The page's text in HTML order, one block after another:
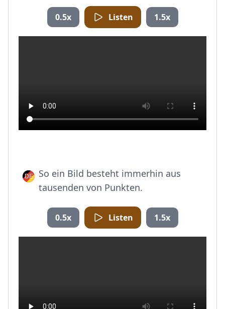
0.5x Listen 1.5x
So ein Bild besteht immerhin aus
tausenden von Punkten.
0.5x Listen 1.5x